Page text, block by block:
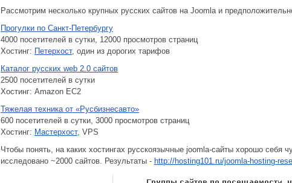
Рассмотрим несколько крупных русских сайтов на Joomla и
Прогулки по Санкт-Петербургу
4000 посетителей в сутки, 12000 просмотров страниц
Хостинг: Петерхост, один из дорогих тарифов
Каталог русских web 2.0 сайтов
2500 посетителей в сутки
Хостинг: Amazon EC2
Тяжелая техника от «Русбизнесавто»
600 посетителей в сутки, 3000 просмотров страниц
Хостинг: Мастерхост, VPS
Чтобы понять, на каких хостингах русскоязычные joomla-сайты хорошо себя
исследовано ~2000 сайтов. Результаты - http://hosting101.ru/joomla-hosting-